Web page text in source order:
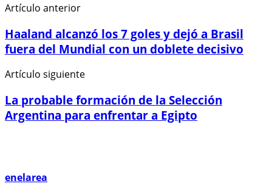
Artículo anterior
Haaland alcanzó los 7 goles y dejó a Brasil
fuera del Mundial con un doblete decisivo
Artículo siguiente
La probable formación de la Selección
Argentina para enfrentar a Egipto
enelarea